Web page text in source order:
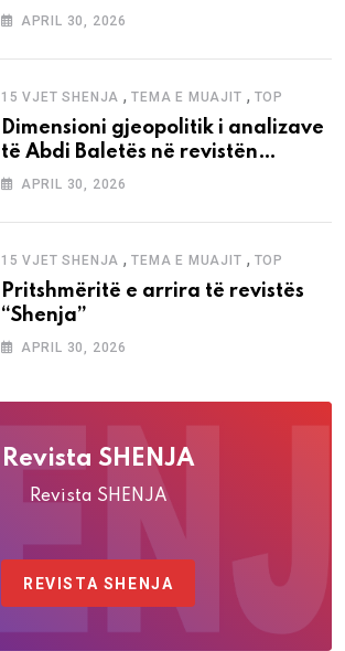
APRIL 30, 2026
15 VJET SHENJA ,TEMA E MUAJIT , TOP
Dimensioni gjeopolitik i analizave
të Abdi Baletës në revistën
“Shenja”
APRIL 30, 2026
15 VJET SHENJA ,TEMA E MUAJIT , TOP
Pritshmëritë e arrira të revistës
“Shenja”
APRIL 30, 2026
Revista SHENJA
Revista SHENJA
REVISTA SHENJA